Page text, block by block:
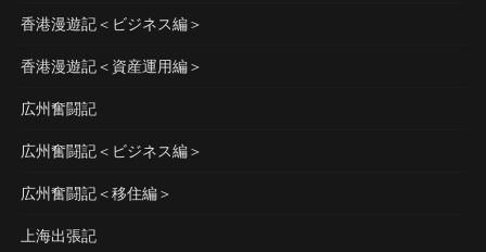
香港漫遊記＜ビジネス編＞
香港漫遊記＜資産運用編＞
広州奮闘記
広州奮闘記＜ビジネス編＞
広州奮闘記＜移住編＞
上海出張記